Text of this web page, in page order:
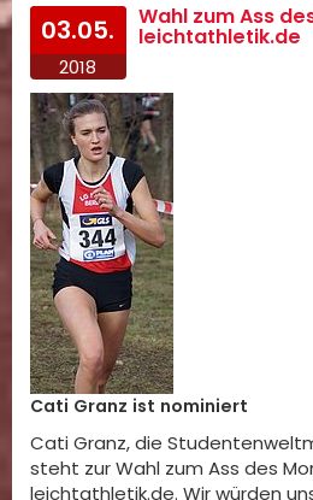
03.05.
2018
Wahl zum Ass
leichtathletik.de
Cati Granz ist nominiert
Cati Granz, die
steht zur Wahl zum Ass des
leichtathletik.de. Wir würden